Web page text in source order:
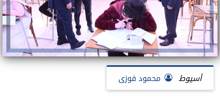
أسيوط محمود فوزى